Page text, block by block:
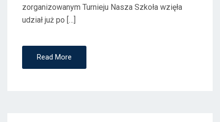
zorganizowanym Turnieju Nasza Szkoła wzięła
udział już po […]
Read More